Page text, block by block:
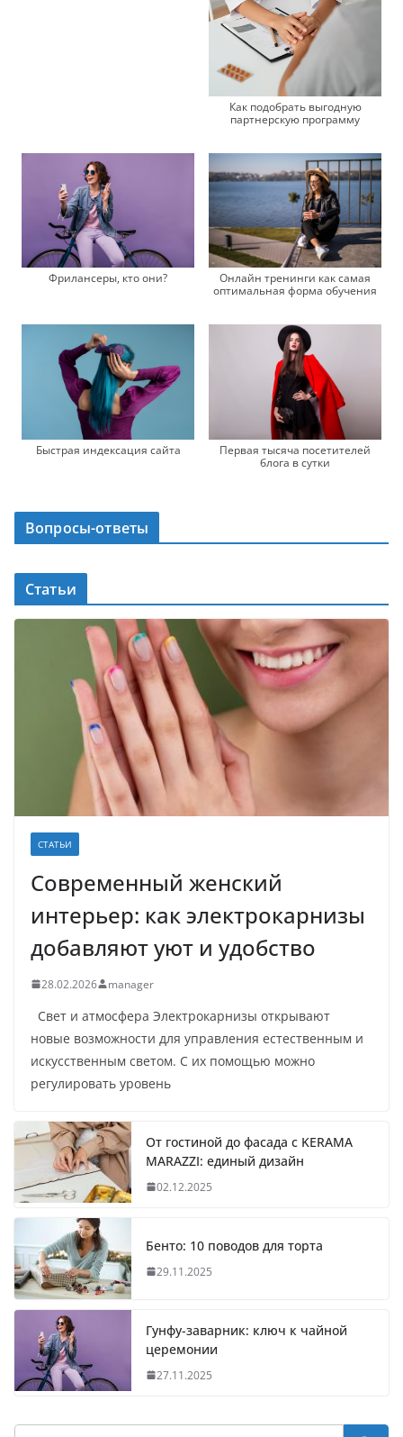
Как подобрать выгодную
партнерскую программу
Фрилансеры, кто они?
Онлайн тренинги как самая
оптимальная форма обучения
Быстрая индексация сайта
Первая тысяча посетителей
блога в сутки
Вопросы-ответы
Статьи
СТАТЬИ
Современный женский
интерьер: как электрокарнизы
добавляют уют и удобство
28.02.2026 manager
Свет и атмосфера Электрокарнизы открывают
новые возможности для управления естественным и
искусственным светом. С их помощью можно
регулировать уровень
От гостиной до фасада с KERAMA
MARAZZI: единый дизайн
02.12.2025
Бенто: 10 поводов для торта
29.11.2025
Гунфу-заварник: ключ к чайной
церемонии
27.11.2025